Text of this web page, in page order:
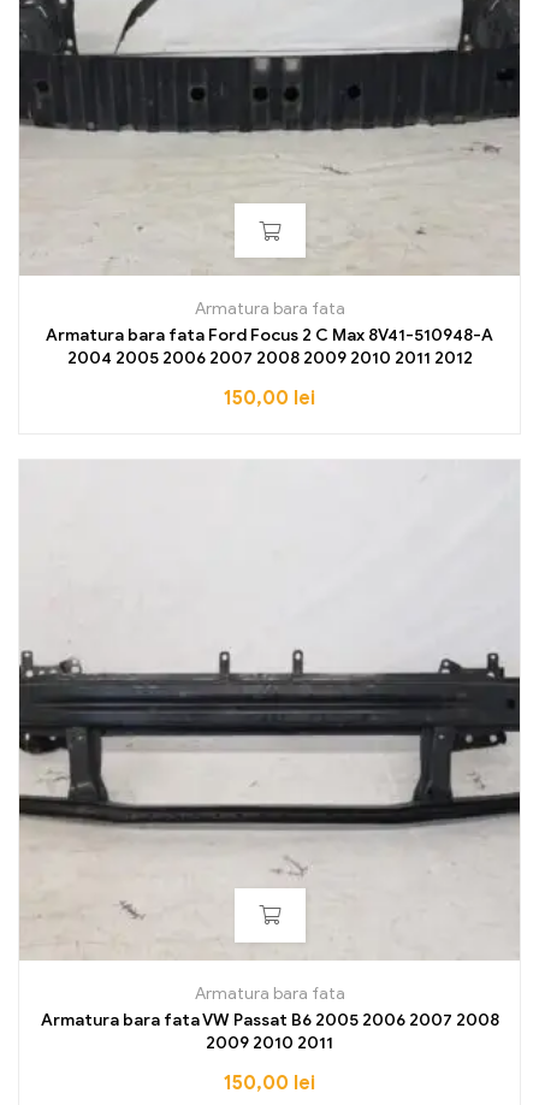
Armatura bara fata
Armatura bara fata Ford Focus 2 C Max 8V41-510948-A
2004 2005 2006 2007 2008 2009 2010 2011 2012
150,00 lei
Armatura bara fata
Armatura bara fata VW Passat B6 2005 2006 2007 2008
2009 2010 2011
150,00 lei